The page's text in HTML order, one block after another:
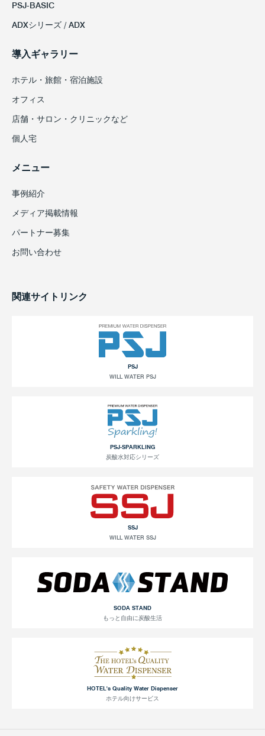
PSJ-BASIC
ADXシリーズ / ADX
導入ギャラリー
ホテル・旅館・宿泊施設
オフィス
店舗・サロン・クリニックなど
個人宅
メニュー
事例紹介
メディア掲載情報
パートナー募集
お問い合わせ
関連サイトリンク
PSJ
WILL WATER PSJ
PSJ-SPARKLING
炭酸水対応シリーズ
SSJ
WILL WATER SSJ
SODA STAND
もっと自由に炭酸生活
HOTEL's Quality Water Dispenser
ホテル向けサービス